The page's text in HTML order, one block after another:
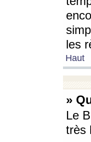
les
Haut
»
Le
très